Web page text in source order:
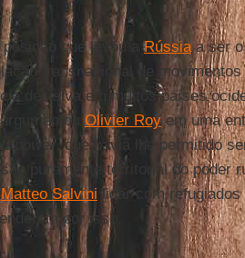
posição que levou aRússiaa ser o
transnacional de
decisiva em muitos países
argumentou Olivier Royem uma
power, que havia lhe permitido
puramente territorial do poder
Matteo Salvini lidar com
por isso.